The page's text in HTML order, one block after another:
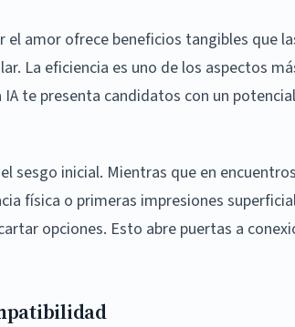
amor ofrece beneficios tangibles que
La eficiencia es uno de los aspectos
te presenta candidatos con un
sesgo inicial. Mientras que en
física o primeras impresiones
opciones. Esto abre puertas a